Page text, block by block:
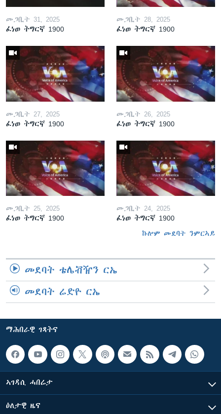
መጋቢት 31, 2025
ፈነወ ትግርኛ 1900
መጋቢት 28, 2025
ፈነወ ትግርኛ 1900
መጋቢት 27, 2025
ፈነወ ትግርኛ 1900
መጋቢት 26, 2025
ፈነወ ትግርኛ 1900
መጋቢት 25, 2025
ፈነወ ትግርኛ 1900
መጋቢት 24, 2025
ፈነወ ትግርኛ 1900
ኩሎም መደባት ንምርኣይ
መደባት ቴሌቭዥን ርኤ
መደባት ሬድዮ ርኤ
ማሕበራዊ ገጻትና
ኣገዳሲ ሓበሬታ
ዕለታዊ ዜና